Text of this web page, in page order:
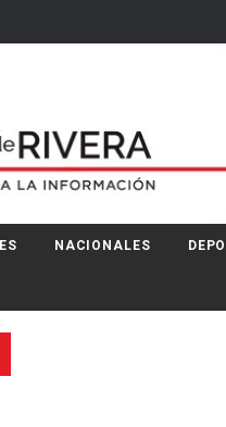
NACIONALES